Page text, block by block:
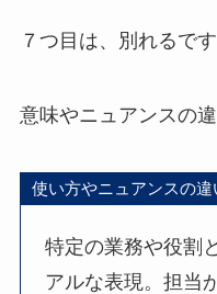
７つ目は、別れるです
意味やニュアンスの
使い方やニュアンスの違
特定の業務や役割
アルな表現。担当